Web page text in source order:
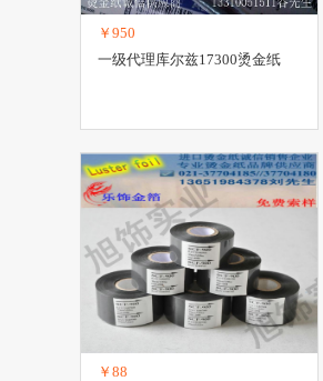
￥950
一级代理库尔兹17300烫金纸
￥88